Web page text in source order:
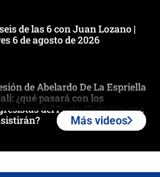
de las 6 con Juan Lozano |
6 de agosto de 2026
de Abelardo De La Espriella
¿qué pasará con los
del Pacto Histórico que
Más videos